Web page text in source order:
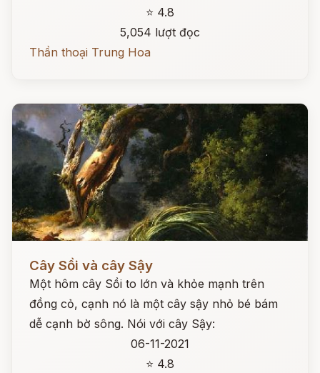
⭐ 4.8
5,054 lượt đọc
Thần thoại Trung Hoa
Cây Sồi và cây Sậy
Một hôm cây Sồi to lớn và khỏe mạnh trên
đồng cỏ, cạnh nó là một cây sậy nhỏ bé bám
dễ cạnh bờ sông. Nói với cây Sậy:
06-11-2021
⭐ 4.8